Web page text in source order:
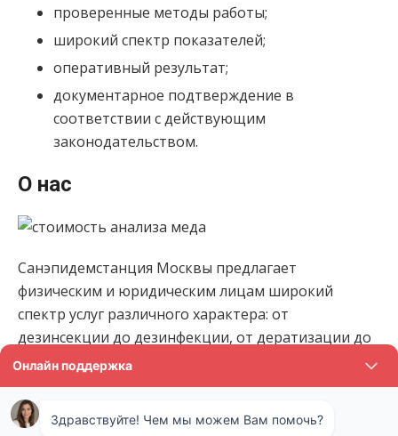
проверенные методы работы;
широкий спектр показателей;
оперативный результат;
документарное подтверждение в
соответствии с действующим
законодательством.
О нас
Санэпидемстанция Москвы предлагает
физическим и юридическим лицам широкий
спектр услуг различного характера: от
дезинсекции до дезинфекции, от дератизации до
проведения исследований качества. У нас
можно сдать мёд на экспертизу и убедиться в его
соответствии (либо несоответствии) санитарным
нормам.